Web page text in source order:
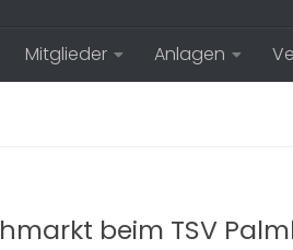
Mitglieder Anlagen
beim TSV